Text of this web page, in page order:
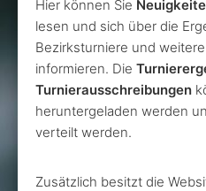
Hier können Sie
lesen und sich über die
Bezirksturniere und
informieren. Die
Turnierausschreibungen
heruntergeladen werden
verteilt werden.
Zusätzlich besitzt die